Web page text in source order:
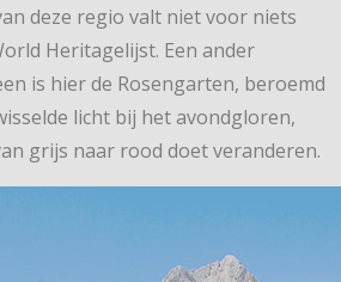
deze regio valt niet voor niets
Heritagelijst. Een ander
is hier de Rosengarten, beroemd
licht bij het avondgloren,
grijs naar rood doet veranderen.